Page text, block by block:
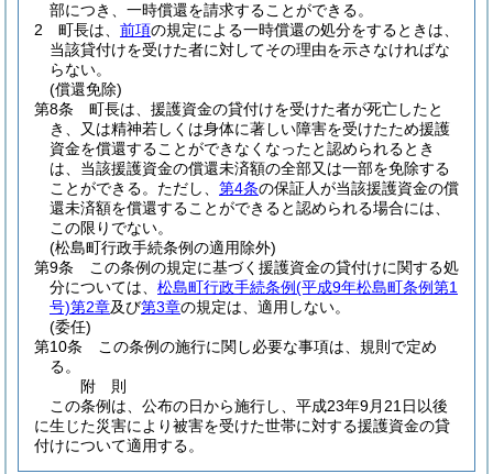
部につき、一時償還を請求することができる。
2
町長は、 前項の規定による一時償還の処分をするときは、
当該貸付けを受けた者に対してその理由を示さなければな
らない。
(償還免除)
第8条
町長は、援護資金の貸付けを受けた者が死亡したと
き、又は精神若しくは身体に著しい障害を受けたため援護
資金を償還することができなくなったと認められるとき
は、当該援護資金の償還未済額の全部又は一部を免除する
ことができる。 ただし、 第4条の保証人が当該援護資金の償
還未済額を償還することができると認められる場合には、
この限りでない。
(松島町行政手続条例の適用除外)
第9条
この条例の規定に基づく援護資金の貸付けに関する処
分については、 松島町行政手続条例(平成9年松島町条例第1
号)第2章及び第3章の規定は、適用しない。
(委任)
第10条
この条例の施行に関し必要な事項は、規則で定め
る。
附 則
この条例は、公布の日から施行し、平成23年9月21日以後
に生じた災害により被害を受けた世帯に対する援護資金の貸
付けについて適用する。